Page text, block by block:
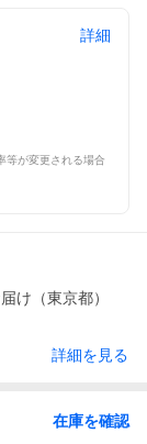
詳細
等が変更される場合
け（東京都）
詳細を見る
在庫を確認